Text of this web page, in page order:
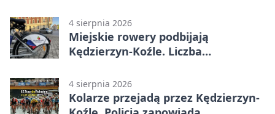
4 sierpnia 2026
Miejskie rowery podbijają
Kędzierzyn-Koźle. Liczba
4 sierpnia 2026
Kolarze przejadą przez Kędzierzyn-